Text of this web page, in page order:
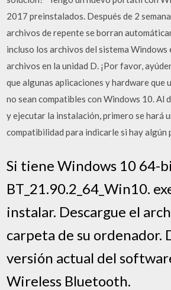
2017 preinstalados. Después de 2
archivos de repente se borran
incluso los archivos del sistema Windows
archivos en la unidad D. ¡Por favor,
que algunas aplicaciones y hardware que
no sean compatibles con Windows 10. Al
y ejecutar la instalación, primero se hará
compatibilidad para indicarle si hay algún
Si tiene Windows 10 64-
BT_21.90.2_64_Win10.
instalar. Descargue el
carpeta de su ordenador.
versión actual del
Wireless Bluetooth.